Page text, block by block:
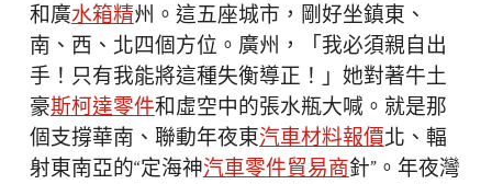
和廣水箱精州。這五座城市，剛好坐鎮東、
南、西、北四個方位。廣州，「我必須親自出
手！只有我能將這種失衡導正！」她對著牛土
豪斯柯達零件和虛空中的張水瓶大喊。就是那
個支撐華南、聯動年夜東汽車材料報價北、輻
射東南亞的“定海神汽車零件貿易商針”。年夜灣